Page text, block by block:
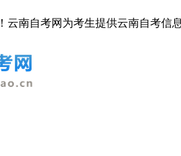
云南自考网为考生提供云南自考信